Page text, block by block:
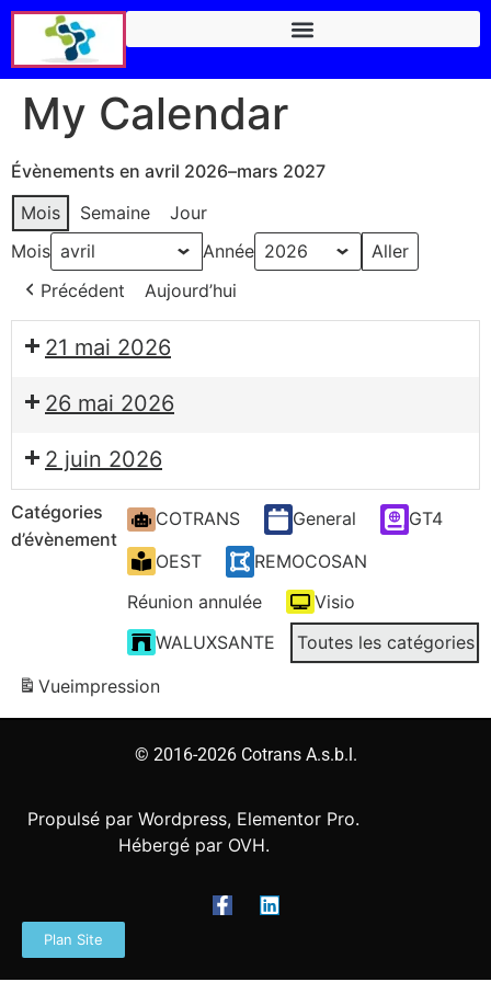
My Calendar
Évènements en avril 2026–mars 2027
Mois
Semaine
Jour
Mois
Année
Précédent
Aujourd’hui
21 mai 2026
26 mai 2026
2 juin 2026
Catégories
d’évènement
COTRANS General
GT4
OEST
REMOCOSAN
Réunion annulée
Visio
WALUXSANTE
Toutes les catégories
Vueimpression
© 2016-2026 Cotrans A.s.b.l.
Propulsé par Wordpress, Elementor Pro.
Hébergé par OVH.
Plan Site